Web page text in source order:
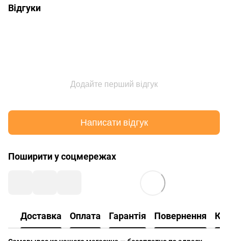
Відгуки
Додайте перший відгук
Написати відгук
Поширити у соцмережах
Доставка Оплата Гарантія Повернення